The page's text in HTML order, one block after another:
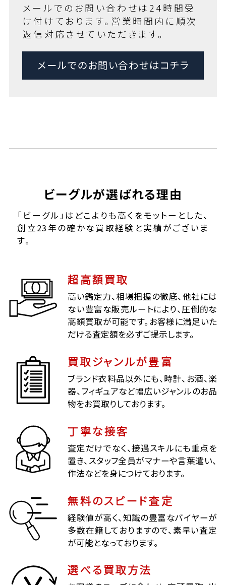
メールでのお問い合わせは24時間受
け付けております。営業時間内に順次
返信対応させていただきます。
メールでのお問い合わせはコチラ
ビーグルが選ばれる理由
「ビーグル」はどこよりも高くをモットーとした、
創立23年の確かな買取経験と実績がございま
す。
超高額買取
高い鑑定力、相場把握の徹底、他社には
ない豊富な販売ルートにより、圧倒的な
高額買取が可能です。お客様に満足いた
だける査定額を必ずご提示します。
買取ジャンルが豊富
ブランド衣料品以外にも、時計、お酒、楽
器、フィギュアなど幅広いジャンルのお品
物をお買取りしております。
丁寧な接客
査定だけでなく、接遇スキルにも重点を
置き、スタッフ全員がマナーや言葉遣い、
作法などを身につけております。
無料のスピード査定
経験値が高く、知識の豊富なバイヤーが
多数在籍しておりますので、素早い査定
が可能となっております。
選べる買取方法